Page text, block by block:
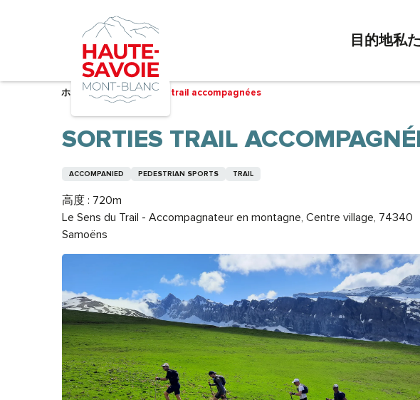
目的地私
ホーム – 準備中 Sorties trail accompagnées
SORTIES TRAIL
ACCOMPANIED PEDESTRIAN SPORTS TRAIL
高度 : 720m
Le Sens du Trail - Accompagnateur en montagne, Centre village, 74340
Samoëns